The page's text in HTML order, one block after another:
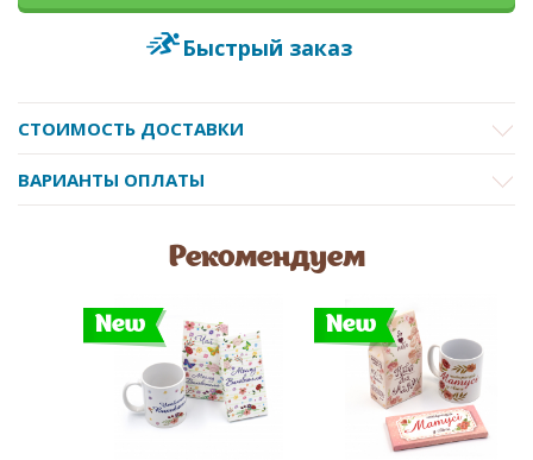
Быстрый заказ
СТОИМОСТЬ ДОСТАВКИ
ВАРИАНТЫ ОПЛАТЫ
Рекомендуем
New New